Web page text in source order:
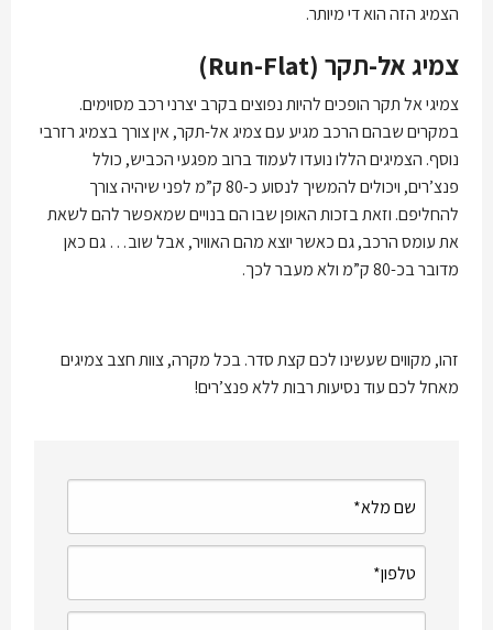
הצמיג הזה הוא די מיותר.
צמיג אל-תקר (Run-Flat)
צמיגי אל תקר הופכים להיות נפוצים בקרב יצרני רכב מסוימים.
במקרים שבהם הרכב מגיע עם צמיג אל-תקר, אין צורך בצמיג רזרבי
נוסף. הצמיגים הללו נועדו לעמוד ברוב מפגעי הכביש, כולל
פנצ’רים, ויכולים להמשיך לנסוע כ-80 ק”מ לפני שיהיה צורך
להחליפם. וזאת בזכות האופן שבו הם בנויים שמאפשר להם לשאת
את עומס הרכב, גם כאשר יוצא מהם האוויר, אבל שוב… גם כאן
מדובר בכ-80 ק”מ ולא מעבר לכך.
זהו, מקווים שעשינו לכם קצת סדר. בכל מקרה, צוות חצב צמיגים
מאחל לכם עוד נסיעות רבות ללא פנצ’רים!